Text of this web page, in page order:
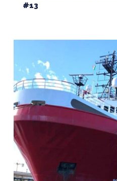
#13
fermo
amministrativo
della
Ocean
Viking